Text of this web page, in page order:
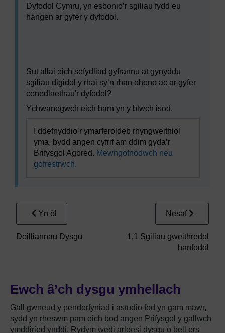
Dyfodol Cymru, yn esbonio’r sgiliau fydd eu
hangen ar gyfer y dyfodol.
Sut allai eich sefydliad gyfrannu at gynyddu
sgiliau digidol y rhai sy’n rhan ohono ac ar gyfer
cenedlaethau'r dyfodol?
Ychwanegwch eich barn yn y blwch isod.
I ddefnyddio’r ymarferoldeb rhyngweithiol
yma, bydd angen cyfrif am ddim gyda’r
Brifysgol Agored. Mewngofnodwch neu
gofrestrwch.
Yn ôl
Deilliannau Dysgu
Nesaf
1.1 Sgiliau gweithredol
hanfodol
Ewch â’ch dysgu ymhellach
Gall gwneud y penderfyniad i astudio fod yn gam mawr,
sydd yn rheswm pam eich bod angen Prifysgol y gallwch
ymddiried ynddi. Rydym wedi arloesi dysgu o bell ers